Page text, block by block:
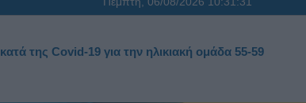
της Covid-19 για την ηλικιακή ομάδα 55-59